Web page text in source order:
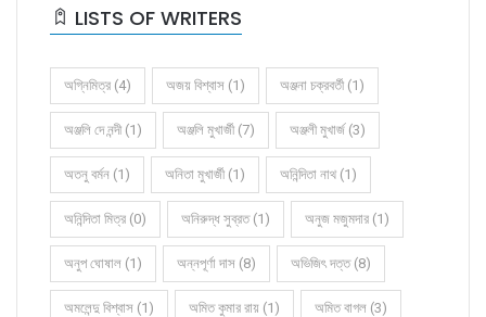
LISTS OF WRITERS
অগ্নিমিত্র (4) অজয় বিশ্বাস (1) অঞ্জনা চক্রবর্তী (1)
অঞ্জলি দে নন্দী (1) অঞ্জলি মুখার্জী (7) অঞ্জলী মুখার্জ (3)
অতনু বর্মন (1) অনিতা মুখার্জী (1) অনিন্দিতা নাথ (1)
অনিন্দিতা মিত্র (0) অনিরুদ্ধ সুব্রত (1) অনুজ মজুমদার (1)
অনুপ ঘোষাল (1) অন্নপূর্ণা দাস (8) অভিজিৎ দত্ত (8)
অমলেন্দু বিশ্বাস (1) অমিত কুমার রায় (1) অমিত বাগল (3)